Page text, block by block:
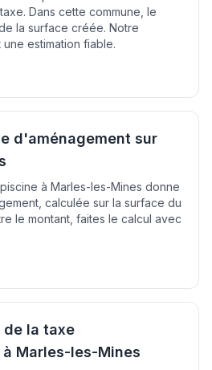
Dans cette commune, le
la surface créée. Notre
estimation fiable.
d'aménagement sur
à Marles-les-Mines donne
calculée sur la surface du
le montant, faites le calcul avec
de la taxe
Marles-les-Mines